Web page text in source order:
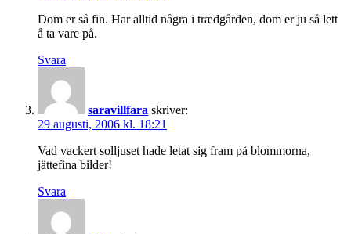
Dom er så fin. Har alltid några i trædgården, dom er ju så lett
å ta vare på.
Svara
saravillfara skriver:
29 augusti, 2006 kl. 18:21
Vad vackert solljuset hade letat sig fram på blommorna,
jättefina bilder!
Svara